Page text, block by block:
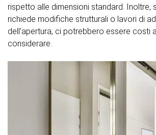
rispetto alle dimensioni standard. Inoltre,
richiede modifiche strutturali o lavori di
dell’apertura, ci potrebbero essere costi
considerare.